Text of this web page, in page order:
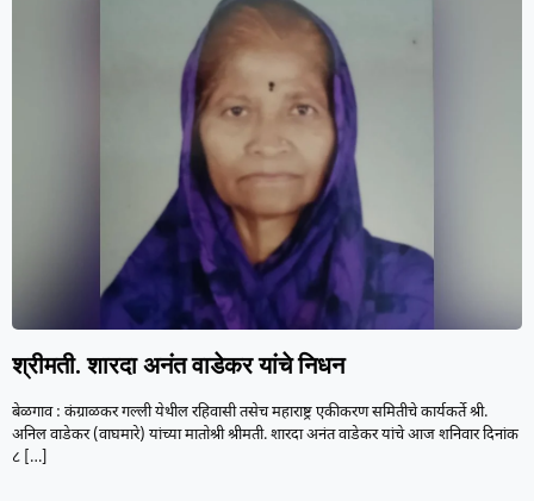
श्रीमती. शारदा अनंत वाडेकर यांचे निधन
बेळगाव : कंग्राळकर गल्ली येथील रहिवासी तसेच महाराष्ट्र एकीकरण समितीचे कार्यकर्ते श्री.
अनिल वाडेकर (वाघमारे) यांच्या मातोश्री श्रीमती. शारदा अनंत वाडेकर यांचे आज शनिवार दिनांक
८ […]